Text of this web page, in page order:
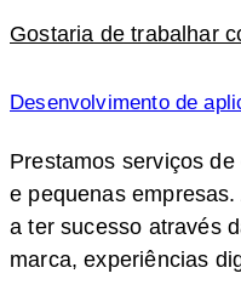
Gostaria de trabalhar
Desenvolvimento de
Prestamos serviços
e pequenas
a ter sucesso através
marca, experiências